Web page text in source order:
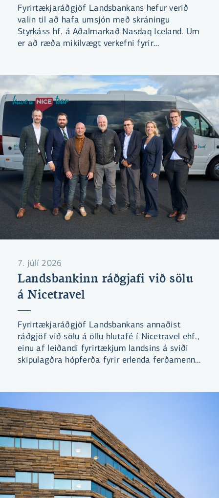
Fyrirtækjaráðgjöf Landsbankans hefur verið
valin til að hafa umsjón með skráningu
Styrkáss hf. á Aðalmarkað Nasdaq Iceland. Um
er að ræða mikilvægt verkefni fyrir
7. júlí 2026
Landsbankinn ráðgjafi við sölu
á Nicetravel
Fyrirtækjaráðgjöf Landsbankans annaðist
ráðgjöf við sölu á öllu hlutafé í Nicetravel ehf.,
einu af leiðandi fyrirtækjum landsins á sviði
skipulagðra hópferða fyrir erlenda ferðamenn.